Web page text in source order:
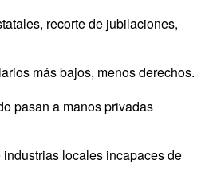
recorte de jubilaciones,
más bajos, menos derechos.
pasan a manos privadas
locales incapaces de